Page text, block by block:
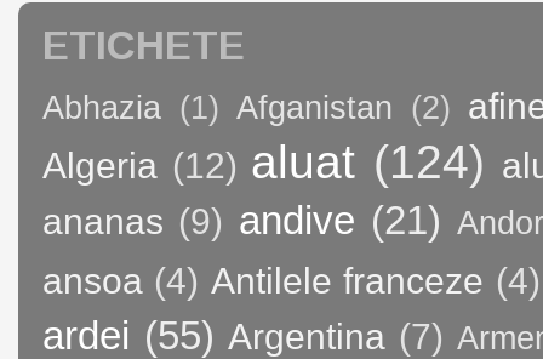
ETICHETE
Abhazia (1) Afganistan (2)
Algeria (12) aluat (124)
ananas (9) andive (21)
ansoa (4) Antilele franceze (4)
ardei (55) Argentina (7)